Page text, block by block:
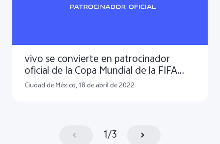
vivo se convierte en patrocinador
oficial de la Copa Mundial de la FIFA
Qatar 2022™
Ciudad de México, 18 de abril de 2022
1/3